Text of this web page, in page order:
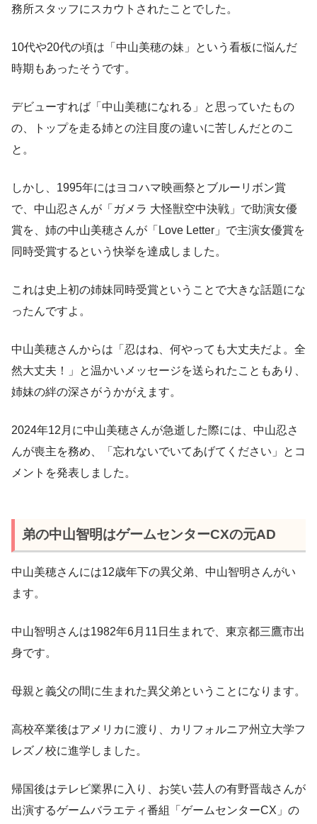
務所スタッフにスカウトされたことでした。
10代や20代の頃は「中山美穂の妹」という看板に悩んだ
時期もあったそうです。
デビューすれば「中山美穂になれる」と思っていたもの
の、トップを走る姉との注目度の違いに苦しんだとのこ
と。
しかし、1995年にはヨコハマ映画祭とブルーリボン賞
で、中山忍さんが「ガメラ 大怪獣空中決戦」で助演女優
賞を、姉の中山美穂さんが「Love Letter」で主演女優賞を
同時受賞するという快挙を達成しました。
これは史上初の姉妹同時受賞ということで大きな話題にな
ったんですよ。
中山美穂さんからは「忍はね、何やっても大丈夫だよ。全
然大丈夫！」と温かいメッセージを送られたこともあり、
姉妹の絆の深さがうかがえます。
2024年12月に中山美穂さんが急逝した際には、中山忍さ
んが喪主を務め、「忘れないでいてあげてください」とコ
メントを発表しました。
弟の中山智明はゲームセンターCXの元AD
中山美穂さんには12歳年下の異父弟、中山智明さんがい
ます。
中山智明さんは1982年6月11日生まれで、東京都三鷹市出
身です。
母親と義父の間に生まれた異父弟ということになります。
高校卒業後はアメリカに渡り、カリフォルニア州立大学フ
レズノ校に進学しました。
帰国後はテレビ業界に入り、お笑い芸人の有野晋哉さんが
出演するゲームバラエティ番組「ゲームセンターCX」の